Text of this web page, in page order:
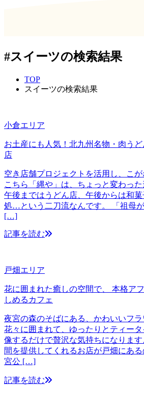
#スイーツの検索結果
TOP
スイーツの検索結果
小倉エリア
お土産にも人気！北九州名物・肉う
店
空き店舗プロジェクトを活用し、こ
こちら「縄や」は、ちょっと変わっ
午後まではうどん店、午後からは和
処…という二刀流なんです。 「祖母
[…]
記事を読む
戸畑エリア
花に囲まれた癒しの空間で、 本格ア
しめるカフェ
夜宮の森のそばにある、かわいいフ
花々に囲まれて、ゆったりとティー
像するだけで贅沢な気持ちになりま
間を提供してくれるお店が戸畑にあ
宮公 […]
記事を読む